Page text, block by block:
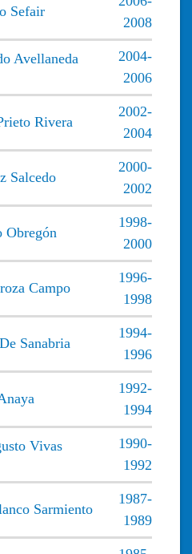
Sefair
2008
Avellaneda
2004-
2006
Rivera
2002-
2004
Salcedo
2000-
2002
Obregón
1998-
2000
Campo
1996-
1998
Sanabria
1994-
1996
1992-
1994
Vivas
1990-
1992
Sarmiento
1987-
1989